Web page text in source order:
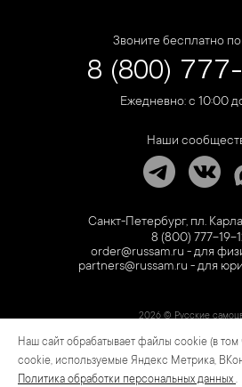
Звоните бесплатно
8 (800)
Ежедневно: с 10:00
Наши
Санкт-Петербург, пл.
8 (800) 777-19-
order@russam.ru - для
partners@russam.ru - для
2026 © Русские
Предложение не является публичной офертой.
могут отличаться. Информация на сайте о
расценивается как приглашение делать
Наш сайт обрабатывает файлы cookie (в
cookie, используемые Яндекс Метрика,
Политика обработки персональных данных .